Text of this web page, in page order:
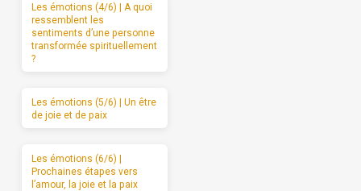
Les émotions (4/6) | A quoi
ressemblent les
sentiments d’une personne
transformée spirituellement
?
Les émotions (5/6) | Un être
de joie et de paix
Les émotions (6/6) |
Prochaines étapes vers
l’amour, la joie et la paix